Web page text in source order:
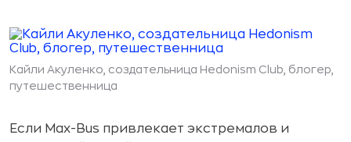
Кайли Акуленко, создательница Hedonism Club, блогер,
путешественница
Если Max-Bus привлекает экстремалов и